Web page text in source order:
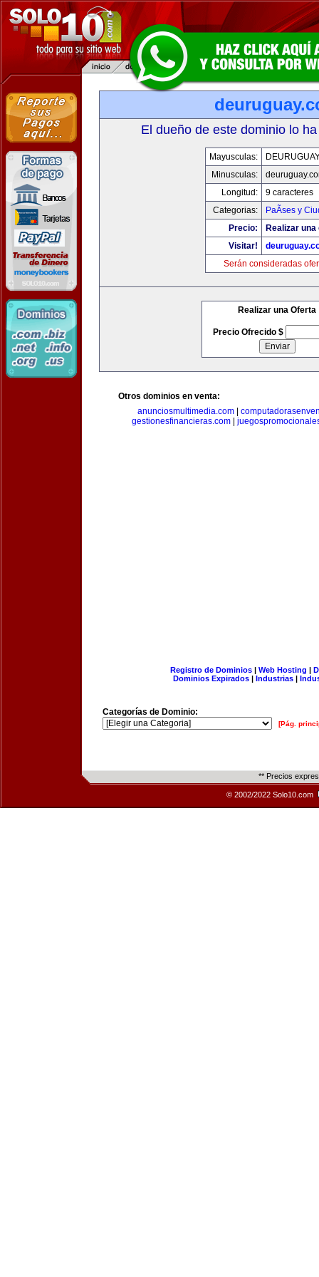
El dueño de este dominio lo
Mayusculas:
Minusculas:
Longitud:
9 caracteres
Categorias:
PaÃ­ses y
Precio:
Realizar
Visitar!
Serán consideradas
Realizar una Oferta
Precio Ofrecido $
Otros dominios en venta:
anunciosmultimedia.com
gestionesfinancieras.com
Registro de Dominios| Web Hosting |
Dominios Expirados | Industrias |
Categorías de Dominio:
[Pág.
** Precios
© 2002/2022 Solo10.com